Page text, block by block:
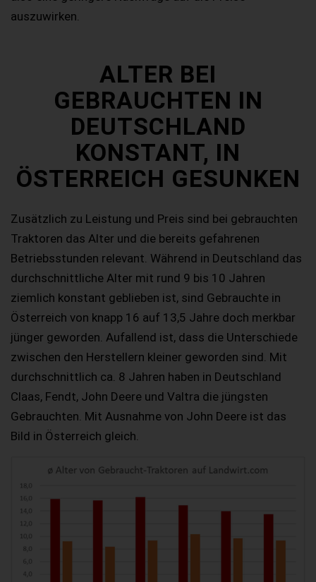
auszuwirken.
ALTER BEI
GEBRAUCHTEN IN
DEUTSCHLAND
KONSTANT, IN
ÖSTERREICH GESUNKEN
Zusätzlich zu Leistung und Preis sind bei gebrauchten
Traktoren das Alter und die bereits gefahrenen
Betriebsstunden relevant. Während in Deutschland das
durchschnittliche Alter mit rund 9 bis 10 Jahren
ziemlich konstant geblieben ist, sind Gebrauchte in
Österreich von knapp 16 auf 13,5 Jahre doch merkbar
jünger geworden. Aufallend ist, dass die Unterschiede
zwischen den Herstellern kleiner geworden sind. Mit
durchschnittlich ca. 8 Jahren haben in Deutschland
Claas, Fendt, John Deere und Valtra die jüngsten
Gebrauchten. Mit Ausnahme von John Deere ist das
Bild in Österreich gleich.